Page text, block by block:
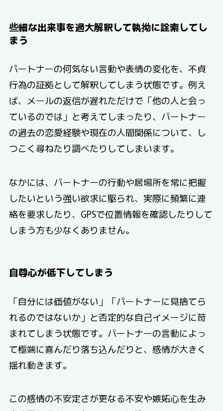
些細な出来事を過大解釈して執拗に詮索してし
まう
パートナーの何気ない言動や表情の変化を、不貞
行為の証拠として解釈してしまう状態です。例え
ば、メールの返信が遅れただけで「他の人と会っ
ているのでは」と考えてしまったり、パートナー
の過去の恋愛経験や現在の人間関係について、し
つこく尋ねたり調べたりしてしまいます。
なかには、パートナーの行動や居場所を常に把握
したいという強い欲求に駆られ、実際に頻繁に連
絡を要求したり、GPSで位置情報を確認したりして
しまう方も少なくありません。
自尊心が低下してしまう
「自分には価値がない」「パートナーに見捨てら
れるのではないか」と否定的な自己イメージに苛
まれてしまう状態です。パートナーの言動によっ
て極端に喜んだり落ち込んだりと、感情が大きく
揺れ動きます。
この感情の不安定さが更なる不安や嫉妬心を生み